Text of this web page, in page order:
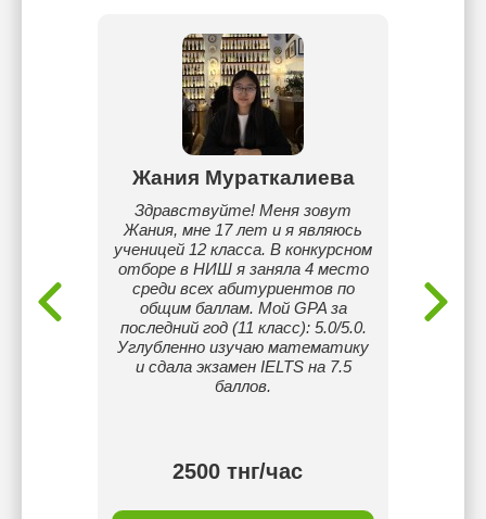
Жания Мураткалиева
Здравствуйте! Меня зовут
Жания, мне 17 лет и я являюсь
ученицей 12 класса. В конкурсном
отборе в НИШ я заняла 4 место
среди всех абитуриентов по
общим баллам. Мой GPA за
последний год (11 класс): 5.0/5.0.
Углубленно изучаю математику
и сдала экзамен IELTS на 7.5
баллов.
2500 тнг/час